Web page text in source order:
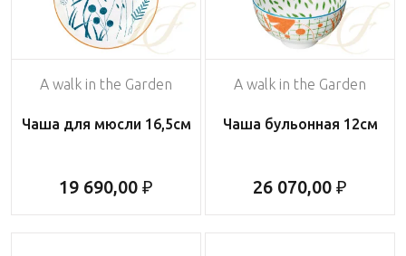
A walk in the Garden
Чаша для мюсли 16,5см
19 690,00 ₽
A walk in the Garden
Чаша бульонная 12см
26 070,00 ₽